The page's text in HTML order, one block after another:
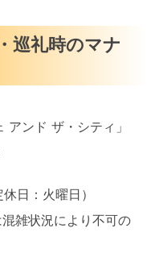
巡礼時のマナ
アンド ザ・シティ」
日：火曜日）
雑状況により不可の